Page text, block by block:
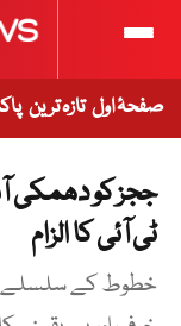
صفحۂ اول تازہ ترین
ججز کو دھمکی
ٹی آئی کا الزام
خطوط کے سلسلے